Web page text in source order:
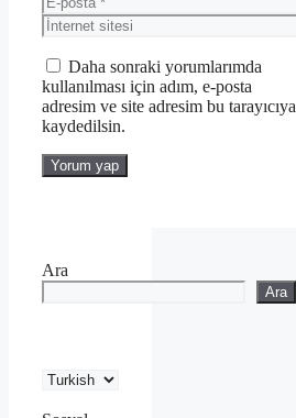
posta
İnternet
sitesi
Daha sonraki yorumlarımda
kullanılması için adım, e-posta
adresim ve site adresim bu tarayıcıya
kaydedilsin.
Ara
Ara